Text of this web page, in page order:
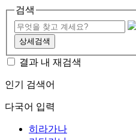
검색
상세검색
결과 내 재검색
인기 검색어
다국어 입력
히라가나